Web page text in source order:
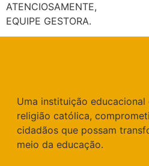
ATENCIOSAMENTE,
EQUIPE GESTORA.
Uma instituição
religião católica,
cidadãos que possam
meio da educação.